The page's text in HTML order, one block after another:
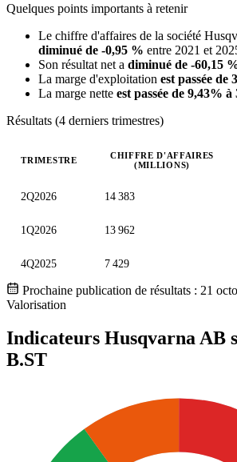
Quelques points importants à retenir
Le chiffre d'affaires de la société
diminué de -0,95 % entre 2021 et
Son résultat net a diminué de -60,15
La marge d'exploitation est passée de
La marge nette est passée de 9,43% à
Résultats (4 derniers trimestres)
TRIMESTRE
CHIFFRE D'AFFAIRES
(MILLIONS)
2Q2026 14 383
1Q2026 13 962
4Q2025 7 429
Prochaine publication de résultats : 21
Valorisation
Indicateurs Husqvarna AB
B.ST